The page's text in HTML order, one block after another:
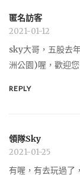
匿名訪客
2021-01-12
sky大哥，五股去
洲公園)喔，歡迎
REPLY
領隊Sky
2021-01-25
有喔，有去玩過了